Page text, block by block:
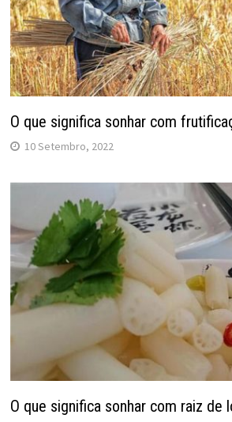
O que significa sonhar com
10 Setembro, 2022
O que significa sonhar com raiz de